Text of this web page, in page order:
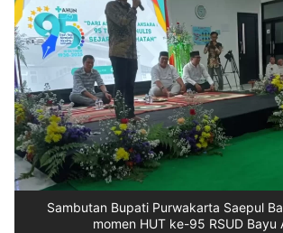
Insight
NTB
Suara
Time
Lens
IDN
Daily
Jogja
Jalan
Rakyat
Idealita
News
Kita
Notice
Dinamikapost.com
Radar
Baru
Seedbacklink
Follow
Kabarbaru
Sambutan Bupati Purwakarta Saepul
momen HUT ke-95 RSUD Bayu